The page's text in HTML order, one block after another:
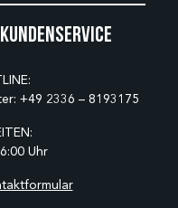
+49 2336 – 8193175
Uhr